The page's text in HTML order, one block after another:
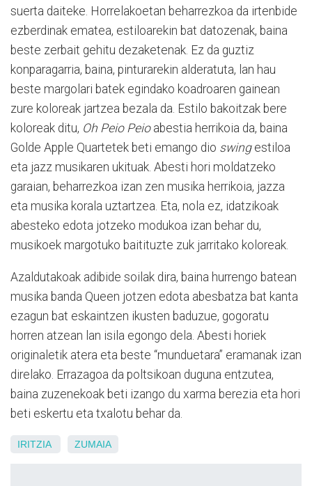
suerta daiteke. Horrelakoetan beharrezkoa da irtenbide
ezberdinak ematea, estiloarekin bat datozenak, baina
beste zerbait gehitu dezaketenak. Ez da guztiz
konparagarria, baina, pinturarekin alderatuta, lan hau
beste margolari batek egindako koadroaren gainean
zure koloreak jartzea bezala da. Estilo bakoitzak bere
koloreak ditu, Oh Peio Peioabestia herrikoia da, baina
Golde Apple Quartetek beti emango dio swingestiloa
eta jazz musikaren ukituak. Abesti hori moldatzeko
garaian, beharrezkoa izan zen musika herrikoia, jazza
eta musika korala uztartzea. Eta, nola ez, idatzikoak
abesteko edota jotzeko modukoa izan behar du,
musikoek margotuko baitituzte zuk jarritako koloreak.
Azaldutakoak adibide soilak dira, baina hurrengo batean
musika banda Queen jotzen edota abesbatza bat kanta
ezagun bat eskaintzen ikusten baduzue, gogoratu
horren atzean lan isila egongo dela. Abesti horiek
originaletik atera eta beste “munduetara” eramanak izan
direlako. Errazagoa da poltsikoan duguna entzutea,
baina zuzenekoak beti izango du xarma berezia eta hori
beti eskertu eta txalotu behar da.
IRITZIA ZUMAIA